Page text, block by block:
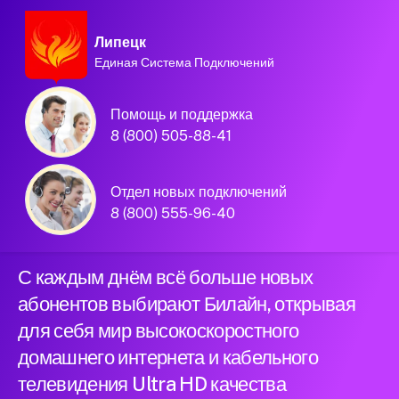
Липецк
Единая Система Подключений
Помощь и поддержка
8 (800) 505-88-41
Отдел новых подключений
8 (800) 555-96-40
Домашний интернет и
телевидение
Билайн в городе
Липецк
С каждым днём всё больше новых
абонентов выбирают Билайн, открывая
для себя мир высокоскоростного
домашнего интернета и кабельного
телевидения Ultra HD качества